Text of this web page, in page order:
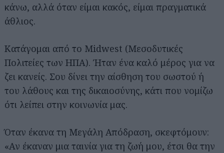
κάνω, αλλά όταν είμαι κακός, είμαι πραγματικά
άθλιος.
Κατάγομαι από το Midwest (Μεσοδυτικές
Πολιτείες των ΗΠΑ). Ήταν ένα καλό μέρος για να
ζει κανείς. Σου δίνει την αίσθηση του σωστού ή
του λάθους και της δικαιοσύνης, κάτι που νομίζω
ότι λείπει στην κοινωνία μας.
Όταν έκανα τη Μεγάλη Απόδραση, σκεφτόμουν:
«Αν έκαναν μια ταινία για τη ζωή μου, έτσι θα την